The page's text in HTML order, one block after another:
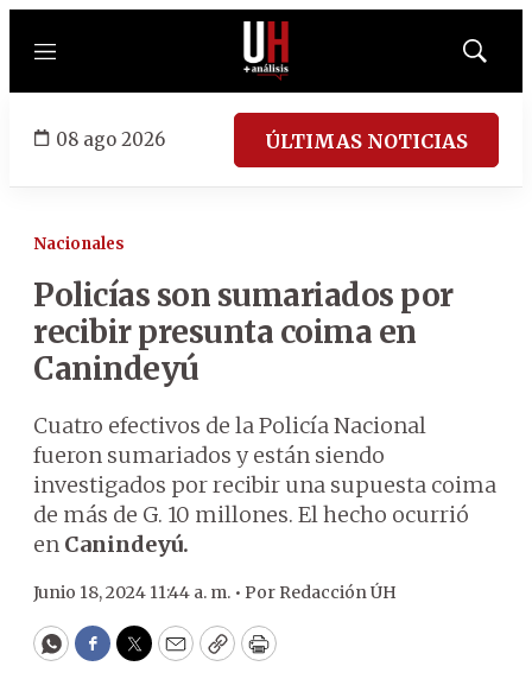
Menú
Mostrar
08 ago 2026 ÚLTIMAS NOTICIAS
Nacionales
Policías son sumariados por
recibir presunta coima en
Canindeyú
Cuatro efectivos de la Policía Nacional
fueron sumariados y están siendo
investigados por recibir una supuesta coima
de más de G. 10 millones. El hecho ocurrió
en Canindeyú.
Junio 18, 2024 11:44 a. m. • Por Redacción ÚH
WhatsApp
Facebook
Twitter
EmailCopyPrint